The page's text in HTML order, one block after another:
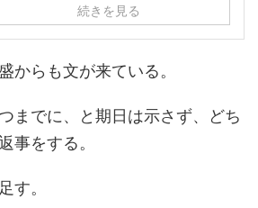
続きを見る
からも文が来ている。
までに、と期日は示さず、どち
事をする。
す。